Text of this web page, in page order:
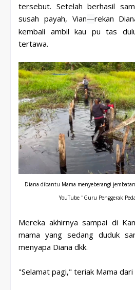
tersebut. Setelah berhasil
susah payah, Vian—rekan
kembali ambil kau pu tas
tertawa.
Diana dibantu Mama menyeberangi
YouTube "Guru Penggerak
Mereka akhirnya sampai di
mama yang sedang duduk
menyapa Diana dkk.
"Selamat pagi," teriak Mama dari